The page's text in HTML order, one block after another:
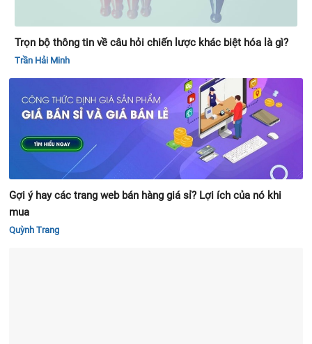
Trọn bộ thông tin về câu hỏi chiến lược khác biệt hóa là gì?
Trần Hải Minh